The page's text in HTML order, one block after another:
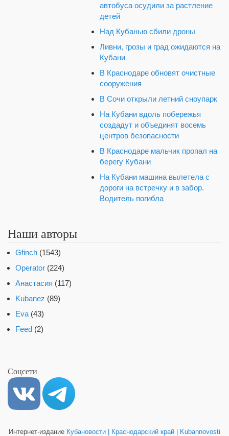
автобуса осудили за растление
детей
Над Кубанью сбили дроны
Ливни, грозы и град ожидаются на
Кубани
В Краснодаре обновят очистные
сооружения
В Сочи открыли летний сноупарк
На Кубани вдоль побережья
создадут и объединят восемь
центров безопасности
В Краснодаре мальчик пропал на
берегу Кубани
На Кубани машина вылетела с
дороги на встречку и в забор.
Водитель погибла
Наши авторы
Gfinch (1543)
Operator (224)
Анастасия (117)
Kubanez (89)
Eva (43)
Feed (2)
Соцсети
Интернет-издание Кубановости | Краснодарский край | Kubannovosti